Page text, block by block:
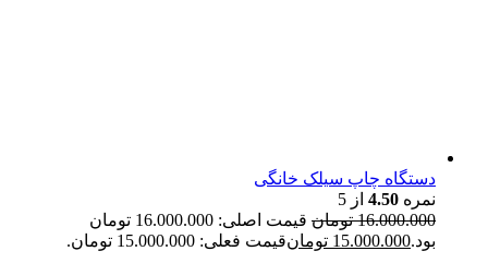
دستگاه چاپ سیلک خانگی
نمره 4.50 از 5
16.000.000 تومان
قیمت اصلی: 16.000.000 تومان
بود.15.000.000 تومانقیمت فعلی: 15.000.000 تومان.